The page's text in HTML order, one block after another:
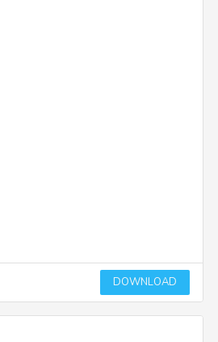
DOWNLOAD